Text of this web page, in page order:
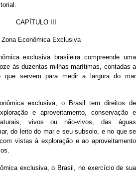
CAPÍTULO III
Zona Econômica Exclusiva
exclusiva brasileira compreende uma
às duzentas milhas marítimas, contadas a
que servem para medir a largura do mar
exclusiva, o Brasil tem direitos de
e aproveitamento, conservação e
vivos ou não-vivos, das águas
do leito do mar e seu subsolo, e no que se
vistas à exploração e ao aproveitamento
exclusiva, o Brasil, no exercício de sua